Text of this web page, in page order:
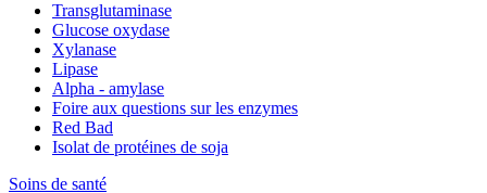
Transglutaminase
Glucose oxydase
Xylanase
Lipase
Alpha - amylase
Foire aux questions sur les enzymes
Red Bad
Isolat de protéines de soja
Soins de santé